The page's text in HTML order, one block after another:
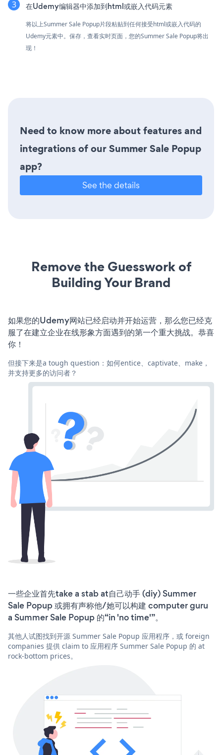
在Udemy编辑器中添加到html或嵌入代码元素
将以上Summer Sale Popup片段粘贴到任何接受html或嵌入代码的
Udemy元素中。保存，查看实时页面，您的Summer Sale Popup将出
现！
Need to know more about features and
integrations of our Summer Sale Popup
app?
See the details
Remove the Guesswork of
Building Your Brand
如果您的Udemy网站已经启动并开始运营，那么您已经克
服了在建立企业在线形象方面遇到的第一个重大挑战。恭喜
你！
但接下来是a tough question：如何entice、captivate、make，
并支持更多的访问者？
一些企业首先take a stab at自己动手 (diy) Summer
Sale Popup 或拥有声称他/她可以构建 computer guru
a Summer Sale Popup 的“in 'no time'”。
其他人试图找到开源 Summer Sale Popup 应用程序，或 foreign
companies 提供 claim to 应用程序 Summer Sale Popup 的 at
rock-bottom prices。